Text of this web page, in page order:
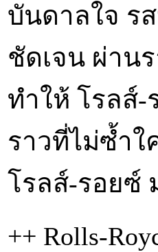
บันดาลใจ ร
ชัดเจน ผ่าน
ทำให้ โรลส์
ราวที่ไม่ซ้ำใ
โรลส์-รอยซ์
++ Rolls-